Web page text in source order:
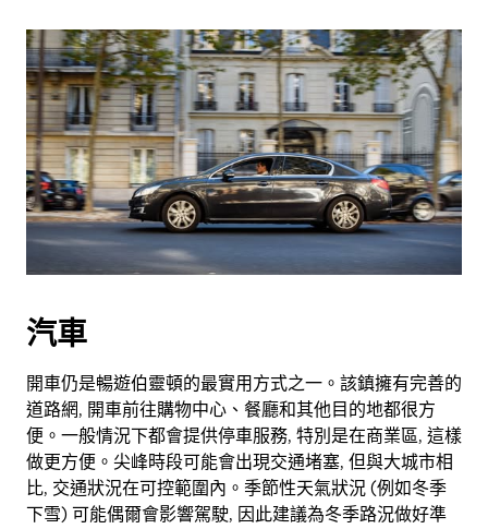
汽車
開車仍是暢遊伯靈頓的最實用方式之一。該鎮擁有完善的
道路網, 開車前往購物中心、餐廳和其他目的地都很方
便。一般情況下都會提供停車服務, 特別是在商業區, 這樣
做更方便。尖峰時段可能會出現交通堵塞, 但與大城市相
比, 交通狀況在可控範圍內。季節性天氣狀況 (例如冬季
下雪) 可能偶爾會影響駕駛, 因此建議為冬季路況做好準